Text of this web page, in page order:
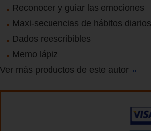
Reconocer y guiar las emociones
Maxi-secuencias de hábitos diarios
Dados reescribibles
Memo lápiz
Ver más productos de este autor